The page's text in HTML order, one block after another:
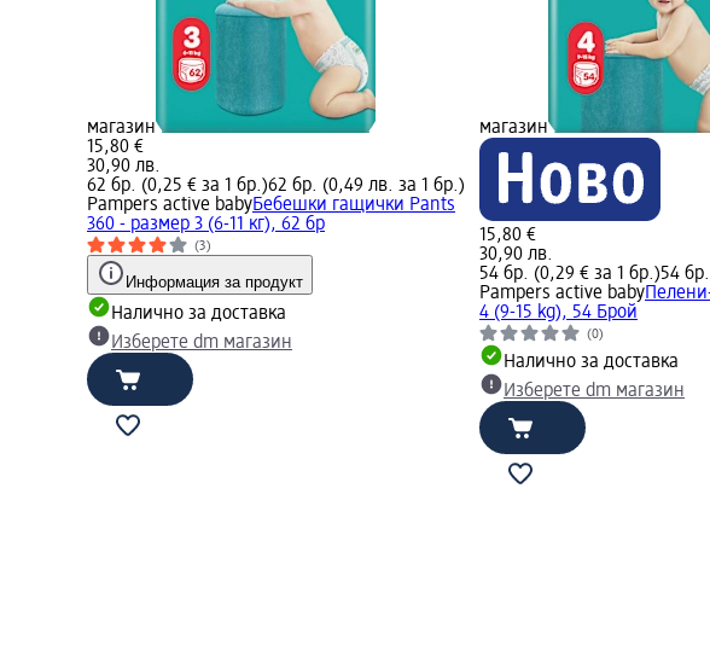
магазин
15,80 €
30,90 лв.
62 бр. (0,25 € за 1 бр.)62 бр. (0,49 лв. за 1 бр.)
Pampers active babyБебешки гащички Pants
360 - размер 3 (6-11 кг), 62 бр
(3)
Информация за продукт
Налично за доставка
Изберете dm магазин
магазин
15,80 €
30,90 лв.
54 бр. (0,29 € за 1 бр.)54
Pampers active baby
4 (9-15 kg), 54 Брой
(0)
Налично за доставка
Изберете dm магазин